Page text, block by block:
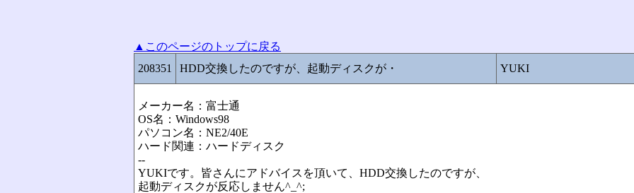
▲このページのトップに戻る
208351
HDD交換したのですが、起動ディスクが・ YUKI
メーカー名：富士通
OS名：Windows98
パソコン名：NE2/40E
ハード関連：ハードディスク
--
YUKIです。皆さんにアドバイスを頂いて、HDD交換したのですが、
起動ディスクが反応しません^_^;